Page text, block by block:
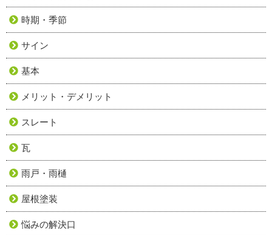
時期・季節
サイン
基本
メリット・デメリット
スレート
瓦
雨戸・雨樋
屋根塗装
悩みの解決口